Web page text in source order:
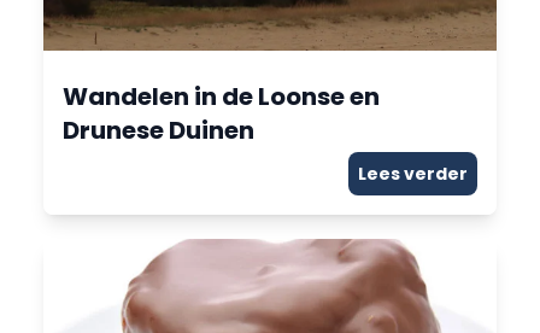
Wandelen in de Loonse en
Drunese Duinen
Lees verder